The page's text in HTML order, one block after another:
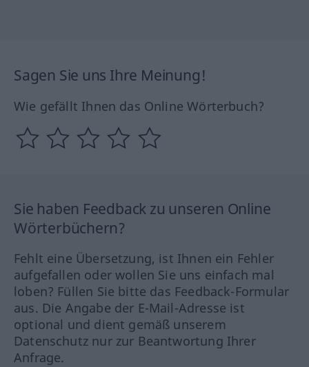
Sagen Sie uns Ihre Meinung!
Wie gefällt Ihnen das Online Wörterbuch?
Sie haben Feedback zu unseren Online
Wörterbüchern?
Fehlt eine Übersetzung, ist Ihnen ein Fehler
aufgefallen oder wollen Sie uns einfach mal
loben? Füllen Sie bitte das Feedback-Formular
aus. Die Angabe der E-Mail-Adresse ist
optional und dient gemäß unserem
Datenschutz nur zur Beantwortung Ihrer
Anfrage.